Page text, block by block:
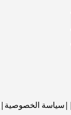
سياسة الخصوصية